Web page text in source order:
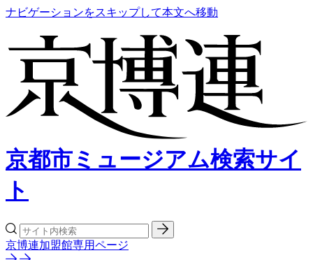
ナビゲーションをスキップして本文へ移動
京都市ミュージアム検索サイ
ト
京博連加盟館専用ページ